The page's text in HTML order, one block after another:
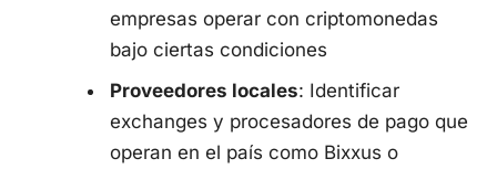
empresas operar con criptomonedas
bajo ciertas condiciones
Proveedores locales: Identificar
exchanges y procesadores de pago que
operan en el país como Bixxus o